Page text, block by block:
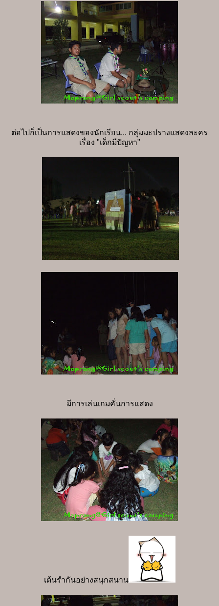
ต่อไปก็เป็นการแสดงของนักเรียน... กลุ่มมะปรางแสดงละคร
เรื่อง "เด็กมีปัญหา"
มีการเล่นเกมคั่นการแสดง
เต้นรำกันอย่างสนุกสนาน